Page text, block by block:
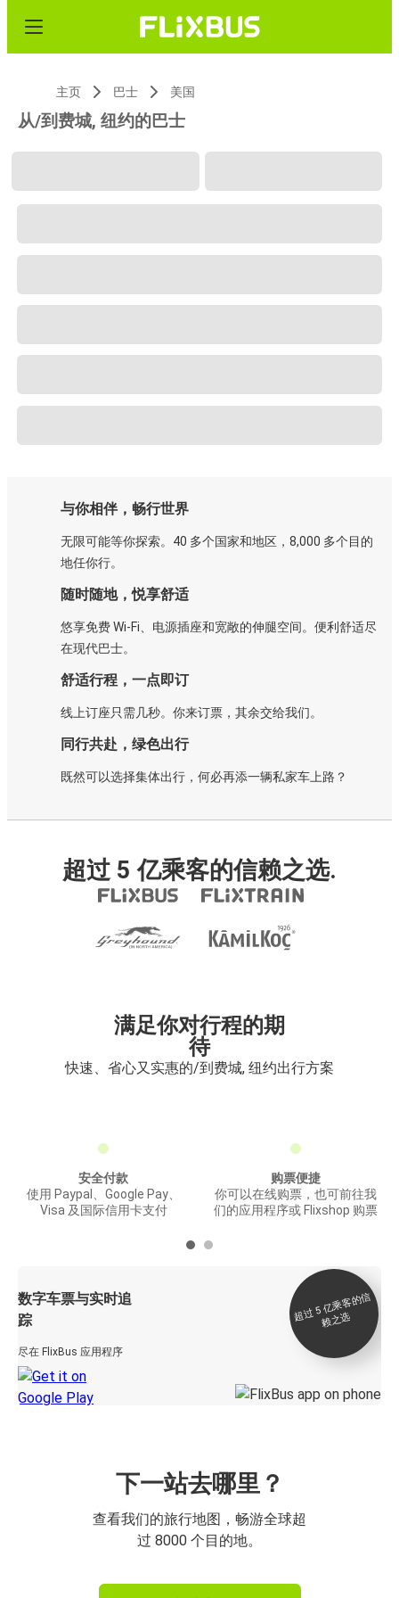
主页 巴士 美国
从/到费城, 纽约的巴士
与你相伴，畅行世界
无限可能等你探索。40 多个国家和地区，8,000 多个目的
地任你行。
随时随地，悦享舒适
悠享免费 Wi-Fi、电源插座和宽敞的伸腿空间。便利舒适尽
在现代巴士。
舒适行程，一点即订
线上订座只需几秒。你来订票，其余交给我们。
同行共赴，绿色出行
既然可以选择集体出行，何必再添一辆私家车上路？
超过 5 亿乘客的信赖之选.
满足你对行程的期
待
快速、省心又实惠的/到费城, 纽约出行方案
安全付款
使用 Paypal、Google Pay、
Visa 及国际信用卡支付
购票便捷
你可以在线购票，也可前往我
们的应用程序或 Flixshop 购票
数字车票与实时追
踪
尽在 FlixBus 应用程序
超
过 5
亿
乘
客
的
信
赖
之
选
下一站去哪里？
查看我们的旅行地图，畅游全球超
过 8000 个目的地。